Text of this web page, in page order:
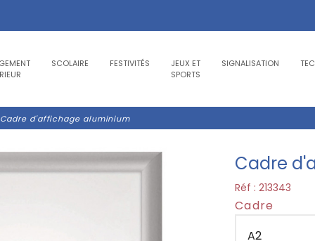
SCOLAIRE FESTIVITÉS
JEUX ET
SPORTS
SIGNALISATION
Cadre d'affichage aluminium
Cadre
Réf : 213343
Cadre